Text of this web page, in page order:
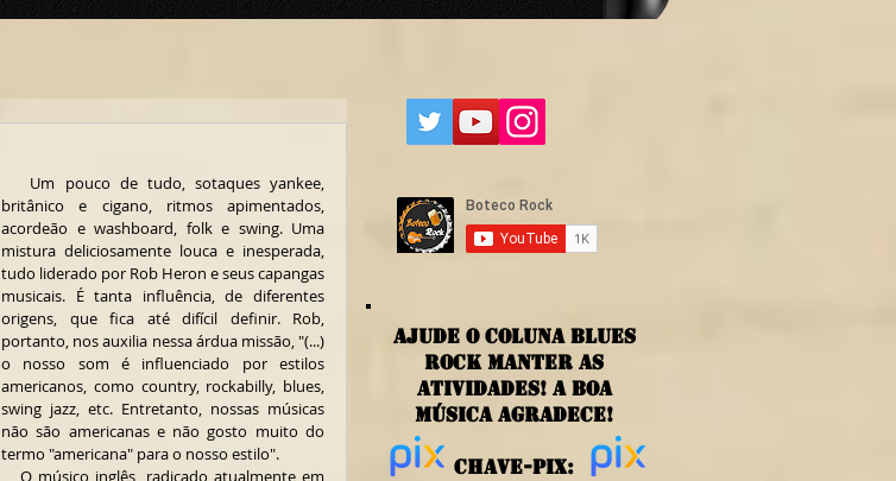
britânico e cigano, ritmos apimentados,
acordeão e washboard, folk e swing. Uma
mistura deliciosamente louca e inesperada,
tudo liderado por Rob Heron e seus capangas
musicais. É tanta influência, de diferentes
origens, que fica até difícil definir. Rob,
portanto, nos auxilia nessa árdua missão, "(...)
o nosso som é influenciado por estilos
americanos, como country, rockabilly, blues,
swing jazz, etc. Entretanto, nossas músicas
não são americanas e não gosto muito do
termo "americana" para o nosso estilo".
ajude o coluna blues
rock manter as
atividades! a boa
música agradece!
chave-PIX: